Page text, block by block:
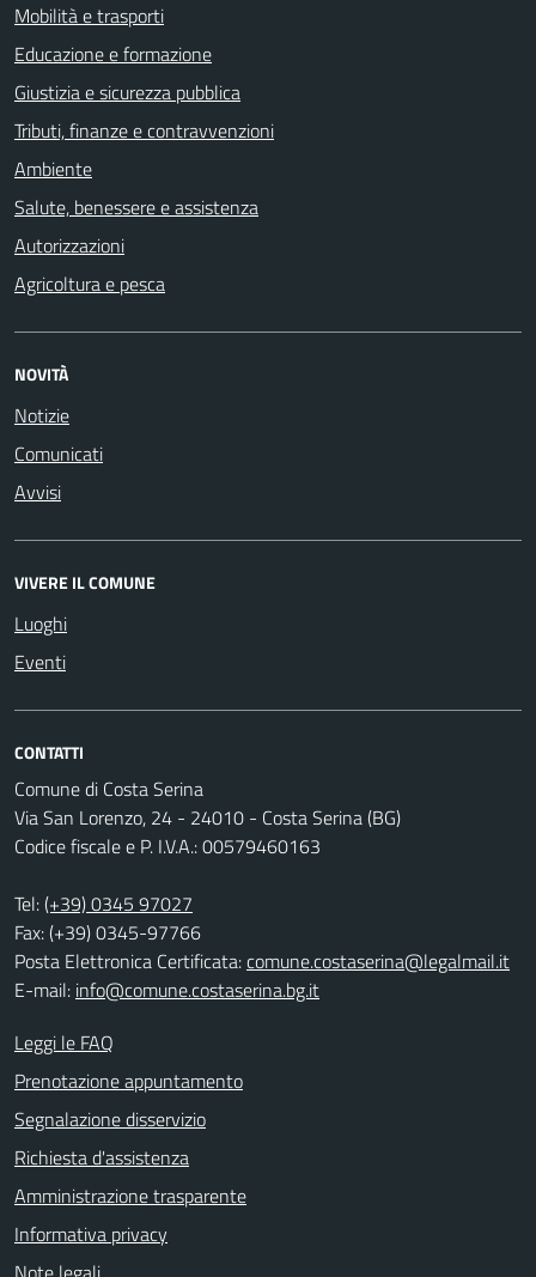
Mobilità e trasporti
Educazione e formazione
Giustizia e sicurezza pubblica
Tributi, finanze e contravvenzioni
Ambiente
Salute, benessere e assistenza
Autorizzazioni
Agricoltura e pesca
NOVITÀ
Notizie
Comunicati
Avvisi
VIVERE IL COMUNE
Luoghi
Eventi
CONTATTI
Comune di Costa Serina
Via San Lorenzo, 24 - 24010 - Costa Serina (BG)
Codice fiscale e P. I.V.A.: 00579460163
Tel:(+39) 0345 97027
Fax: (+39) 0345-97766
Posta Elettronica Certificata:comune.costaserina@legalmail.it
E-mail: info@comune.costaserina.bg.it
Leggi le FAQ
Prenotazione appuntamento
Segnalazione disservizio
Richiesta d'assistenza
Amministrazione trasparente
Informativa privacy